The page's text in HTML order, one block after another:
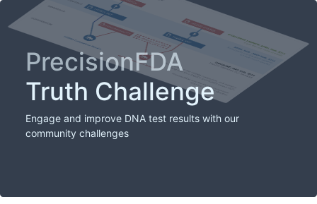
PrecisionFDA
Truth Challenge
Engage and improve DNA test results with our
community challenges